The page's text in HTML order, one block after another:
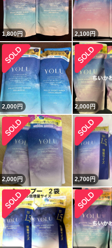
1,800円 2,100円
2,000円 2,000円
2,000円 2,700円